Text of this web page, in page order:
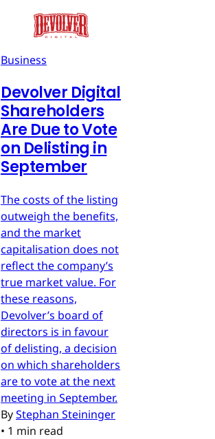
Business
Devolver Digital
Shareholders
Are Due to Vote
on Delisting in
September
The costs of the listing
outweigh the benefits,
and the market
capitalisation does not
reflect the company’s
true market value. For
these reasons,
Devolver’s board of
directors is in favour
of delisting, a decision
on which shareholders
are to vote at the next
meeting in September.
ByStephan Steininger
• 1 min read